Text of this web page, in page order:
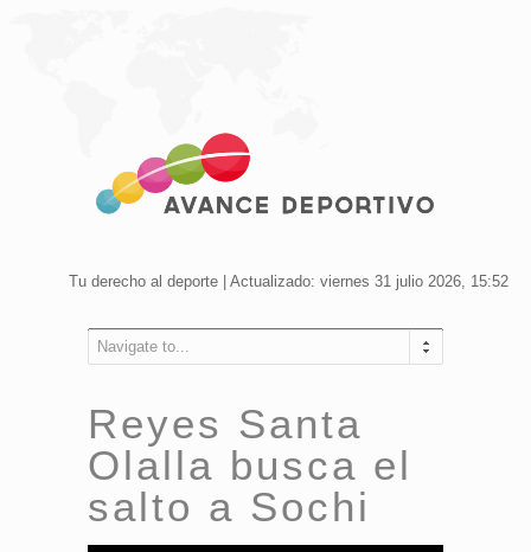
Tu derecho al deporte | Actualizado: viernes 31 julio 2026, 15:52
Navigate to...
Reyes Santa
Olalla busca el
salto a Sochi